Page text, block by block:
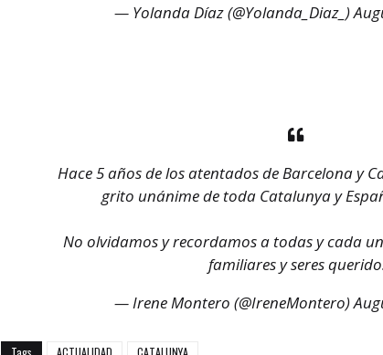
— Yolanda Díaz (@Yolanda_Diaz_)
Hace 5 años de los atentados de Barcelona y
grito unánime de toda Catalunya y
No olvidamos y recordamos a todas y cada
familiares y seres
— Irene Montero (@IreneMontero)
Tags ACTUALIDAD CATALUNYA